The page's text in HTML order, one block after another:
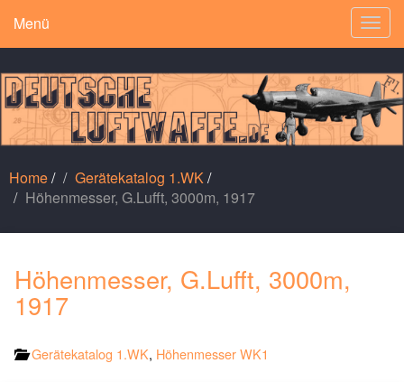
Menü
Home/ Gerätekatalog 1.WK/
Höhenmesser, G.Lufft, 3000m, 1917
Höhenmesser, G.Lufft, 3000m,
1917
Gerätekatalog 1.WK, Höhenmesser WK1